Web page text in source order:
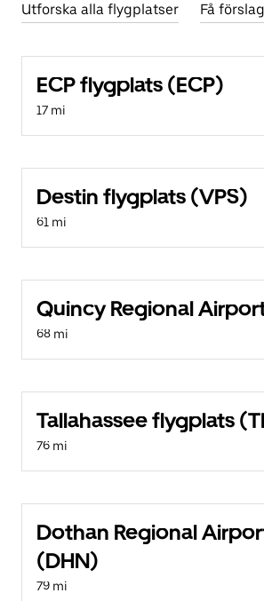
Utforska alla flygplatser Få
ECP flygplats (ECP)
17 mi
Destin flygplats (VPS)
61 mi
Quincy Regional
68 mi
Tallahassee flygplats
76 mi
Dothan Regional
(DHN)
79 mi